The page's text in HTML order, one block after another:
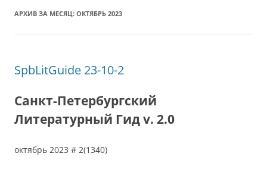
АРХИВ ЗА МЕСЯЦ: ОКТЯБРЬ 2023
SpbLitGuide 23-10-2
Санкт-Петербургский
Литературный Гид v. 2.0
октябрь 2023 # 2(1340)